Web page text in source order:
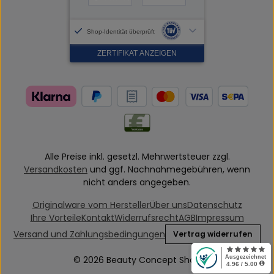
Alle Preise inkl. gesetzl. Mehrwertsteuer zzgl.
Versandkosten und ggf. Nachnahmegebühren, wenn
nicht anders angegeben.
© 2026 Beauty Concept Shop
Originalware vom HerstellerÜber unsDatenschutz
Ihre VorteileKontaktWiderrufsrechtAGBImpressum
Versand und Zahlungsbedingungen
Vertrag widerrufen